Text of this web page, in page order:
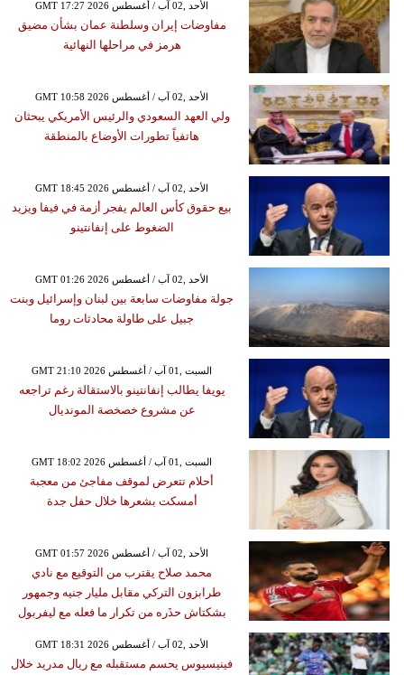
GMT 17:27 2026 الأحد ,02 آب / أغسطس
مفاوضات إيران وسلطنة عمان بشأن مضيق
هرمز في مراحلها النهائية
GMT 10:58 2026 الأحد ,02 آب / أغسطس
ولي العهد السعودي والرئيس الأمريكي يبحثان
هاتفياً تطورات الأوضاع بالمنطقة
GMT 18:45 2026 الأحد ,02 آب / أغسطس
بيع حقوق كأس العالم يفجر أزمة في فيفا ويزيد
الضغوط على إنفانتينو
GMT 01:26 2026 الأحد ,02 آب / أغسطس
جولة مفاوضات سابعة بين لبنان وإسرائيل وبنت
جبيل على طاولة محادثات روما
GMT 21:10 2026 السبت ,01 آب / أغسطس
يويفا يطالب إنفانتينو بالاستقالة رغم تراجعه
عن مشروع خصخصة المونديال
GMT 18:02 2026 السبت ,01 آب / أغسطس
أحلام تتعرض لموقف مفاجئ من معجبة
أمسكت بشعرها خلال حفل جدة
GMT 01:57 2026 الأحد ,02 آب / أغسطس
محمد صلاح يقترب من التوقيع مع نادي
طرابزون التركي مقابل مليار جنيه وجمهور
بشكتاش حذَره من تكرار ما فعله مع ليفربول
GMT 18:31 2026 الأحد ,02 آب / أغسطس
فينيسيوس يحسم مستقبله مع ريال مدريد خلال